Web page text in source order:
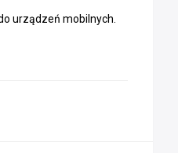
urządzeń mobilnych.